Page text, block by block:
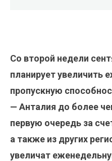
Со второй недели
планирует увеличить
пропускную
— Анталия до более
первую очередь за
а также из других
увеличат